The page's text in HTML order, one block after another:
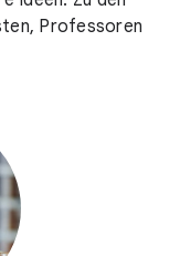
Professoren